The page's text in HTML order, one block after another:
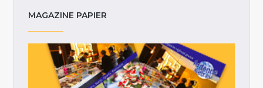
MAGAZINE PAPIER